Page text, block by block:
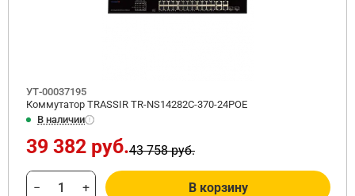
УТ-00037195
Коммутатор TRASSIR TR-NS14282С-370-24POE
В наличии
39 382 руб.43 758 руб.
− + В корзину